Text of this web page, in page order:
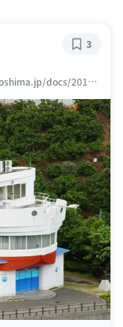
docs/20140
3